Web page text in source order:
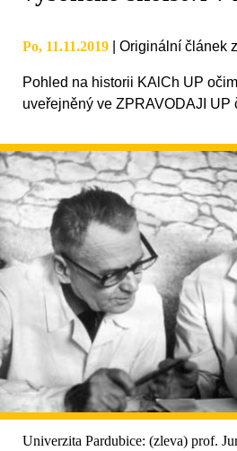
Po, 11.11.2019 Originální článek z
Pohled na historii KAlCh UP
uveřejněný ve ZPRAVODAJI UP
Univerzita Pardubice: (zleva) prof.